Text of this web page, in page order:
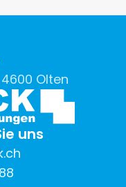
Olten
uns